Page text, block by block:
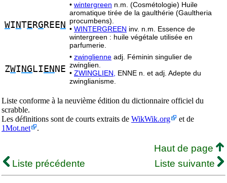
WI NTE RG REE N
• wintergreen n.m. (Cosmétologie) Huile
aromatique tirée de la gaulthérie (Gaultheria
procumbens).
• WINTERGREEN inv. n.m. Essence de
wintergreen : huile végétale utilisée en
parfumerie.
ZWI NG LI EN NE
• zwinglienne adj. Féminin singulier de
zwinglien.
• ZWINGLIEN,
ENNE n. et adj. Adepte du
zwinglianisme.
Liste conforme à la neuvième édition du dictionnaire officiel du
scrabble.
Les définitions sont de courts extraits de WikWik.org
et de
1Mot.net
.
Haut de page
Liste précédente
Liste suivante